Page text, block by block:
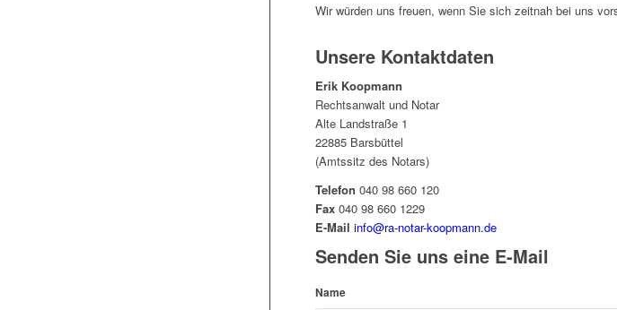
Wir würden uns freuen, wenn Sie sich zeitnah bei uns
Unsere Kontaktdaten
Erik Koopmann
Rechtsanwalt und Notar
Alte Landstraße 1
22885 Barsbüttel
(Amtssitz des Notars)
Telefon 040 98 660 120
Fax 040 98 660 1229
E-Mail info@ra-notar-koopmann.de
Senden Sie uns eine E-Mail
Name